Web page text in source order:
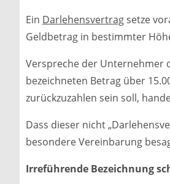
Ein Darlehensvertragsetze
Geldbetrag in bestimmter
Verspreche der Unternehmer
bezeichneten Betrag über
zurückzuzahlen sein soll,
Dass dieser nicht
besondere Vereinbarung
Irreführende Bezeichnung